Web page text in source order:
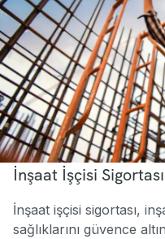
İnşaat İşçisi
İnşaat işçisi sigortası,
sağlıklarını güvence